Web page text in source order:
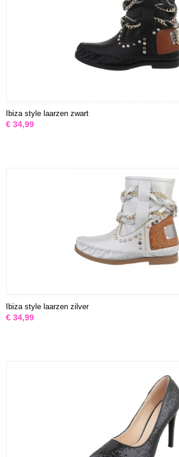
Ibiza style laarzen zwart
€ 34,99
Ibiza style laarzen zilver
€ 34,99